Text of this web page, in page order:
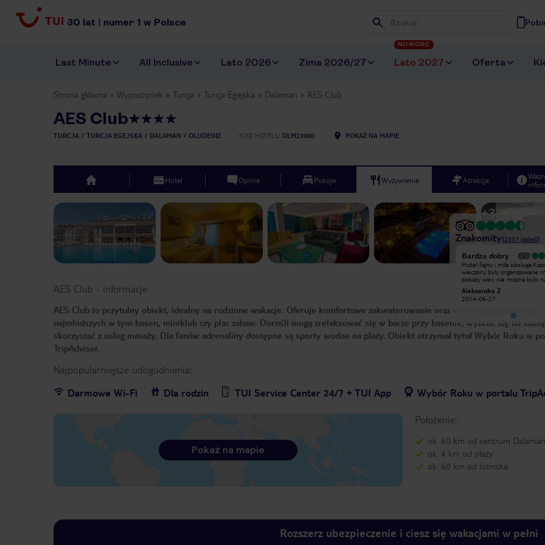
30 lat | numer 1 w Polsce Wpisz frazę, której szukasz
Last Minute All Inclusive Lato 2026 Zima 2026/27 Lato 2027
NOWOŚĆ
Oferta
Strona główna Wypoczynek Turcja Turcja Egejska Dalaman AES Club
AES Club
TURCJA TURCJA EGEJSKA DALAMAN OLUDENIZ KOD HOTELU DLM23000 POKAŻ NA MAPIE
top Hotel Opinie Pokoje Wyżywienie Atrakcje
+3
Znakomity(2357 opinii)
Bardzo dobry
Hotel fajny i mila obsluga.Kazdego
posilki.Pokoje czyste ,przyjemne. Co
do negatywow to nie bylo za bardzo
rozrywki dla dzieci klub dla dzieci
zamkniety a jak go raz otworzyli to
nie bylo tam zadnych zabawek
Bardzo dobry
Hotel fajny i mila
wieczoru byly organizowane
pokazy wiec nie mozna bylo
duzy wybor dan praktycznie
caly dzien byly serwowane
do negatywow to nie bylo za
rozrywki dla dzieci klub dla
zamkniety a jak go raz
nie bylo tam zadnych zabawek
Aleksandra Z
2014-06-27
AES Club - informacje
AES Club to przytulny obiekt, idealny na rodzinne wakacje. Oferuje komfortowe zakwaterowanie oraz wiele udogodnień dla
najmłodszych w tym basen, miniklub czy plac zabaw. Dorośli mogą zrelaksować się w barze przy basenie, wybrać się na
skorzystać z usług masaży. Dla fanów adrenaliny dostępne są sporty wodne na plaży. Obiekt otrzymał tytuł Wybór Roku w
TripAdvisor.
Najpopularniejsze udogodnienia:
Darmowe Wi-Fi
Dla rodzin TUI Service Center 24/7 + TUI App Wybór Roku w portalu
Położenie:
ok. 60 km od centrum Dalaman
ok. 4 km od plaży
ok. 60 km od lotniska
Pokaż na mapie
Rozszerz ubezpieczenie i ciesz się wakacjami w pełni